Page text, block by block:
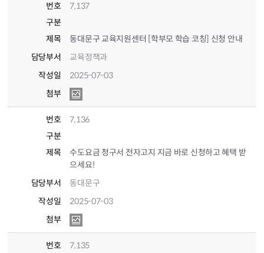
번호
7,137
구분
제목
동대문구 교육지원센터 [학부모 학습 코칭] 신청 안내
담당부서
교육정책과
작성일
2025-07-03
첨부
번호
7,136
구분
제목
수도요금 청구서 전자고지 지금 바로 신청하고 혜택 받
으세요!
담당부서
동대문구
작성일
2025-07-03
첨부
번호
7,135